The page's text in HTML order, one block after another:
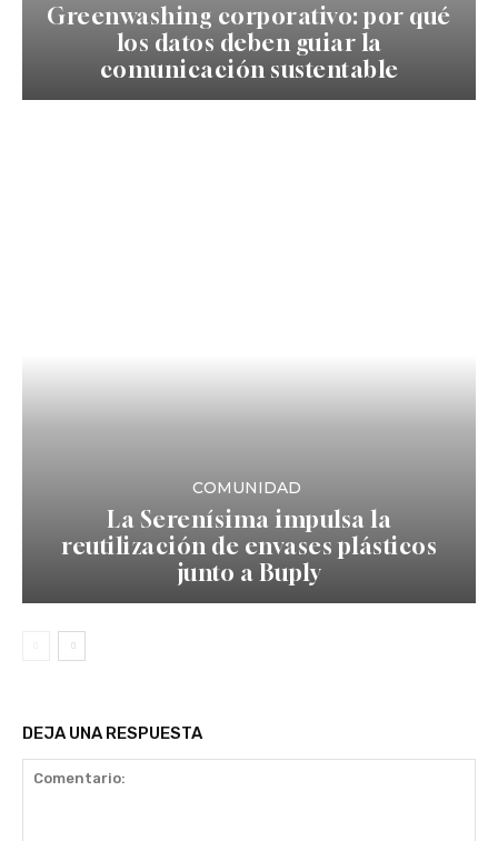
Greenwashing corporativo: por qué
los datos deben guiar la
comunicación sustentable
COMUNIDAD
La Serenísima impulsa la
reutilización de envases plásticos
junto a Buply
DEJA UNA RESPUESTA